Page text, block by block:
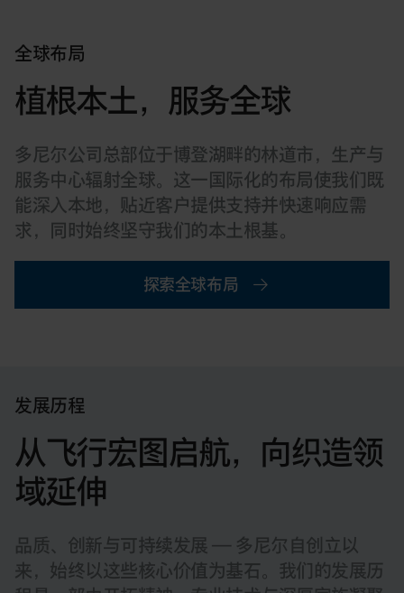
全球布局
植根本土，服务全球
多尼尔公司总部位于博登湖畔的林道市，生产与
服务中心辐射全球。这一国际化的布局使我们既
能深入本地，贴近客户提供支持并快速响应需
求，同时始终坚守我们的本土根基。
探索全球布局
发展历程
从飞行宏图启航，向织造领
域延伸
品质、创新与可持续发展 — 多尼尔自创立以
来，始终以这些核心价值为基石。我们的发展历